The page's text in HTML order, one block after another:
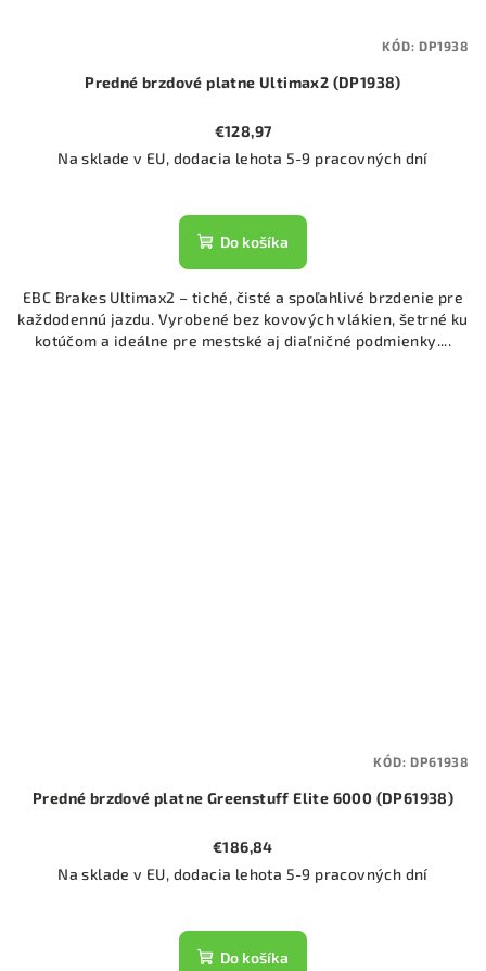
Predné brzdové platne Ultimax2 (DP1938)
€128,97
Na sklade v EU, dodacia lehota 5-9 pracovných dní
Do košíka
EBC Brakes Ultimax2 – tiché, čisté a spoľahlivé brzdenie pre
každodennú jazdu. Vyrobené bez kovových vlákien, šetrné ku
kotúčom a ideálne pre mestské aj diaľničné podmienky....
KÓD:DP1938
Predné brzdové platne Greenstuff Elite 6000 (DP61938)
€186,84
Na sklade v EU, dodacia lehota 5-9 pracovných dní
Do košíka
KÓD:DP61938